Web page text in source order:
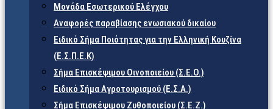
Μονάδα Εσωτερικού Ελέγχου
Αναφορές παραβίασης ενωσιακού δικαίου
Ειδικό Σήμα Ποιότητας για την Ελληνική Κουζίνα
(Ε.Σ.Π.Ε.Κ)
Σήμα Επισκέψιμου Οινοποιείου (Σ.Ε.Ο.)
Ειδικό Σήμα Αγροτουρισμού (Ε.Σ.Α.)
Σήμα Επισκέψιμου Ζυθοποιείου (Σ.Ε.Ζ.)